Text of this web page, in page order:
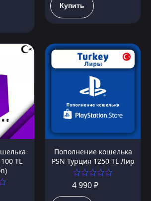
Купить
TL
Пополнение кошелька
PSN Турция 1250 TL Лир
4 990 ₽